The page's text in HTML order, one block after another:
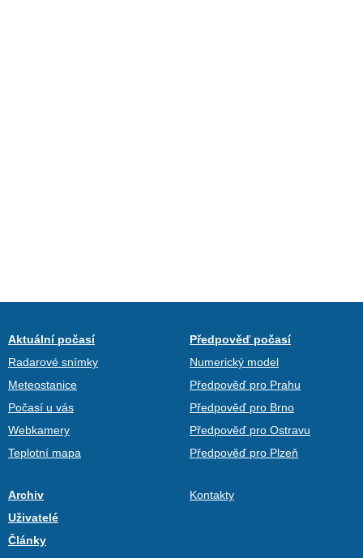
Aktuální počasí
Radarové snímky
Meteostanice
Počasí u vás
Webkamery
Teplotní mapa
Předpověď počasí
Numerický model
Předpověď pro Prahu
Předpověď pro Brno
Předpověď pro Ostravu
Předpověď pro Plzeň
Archiv
Uživatelé
Články
Kontakty